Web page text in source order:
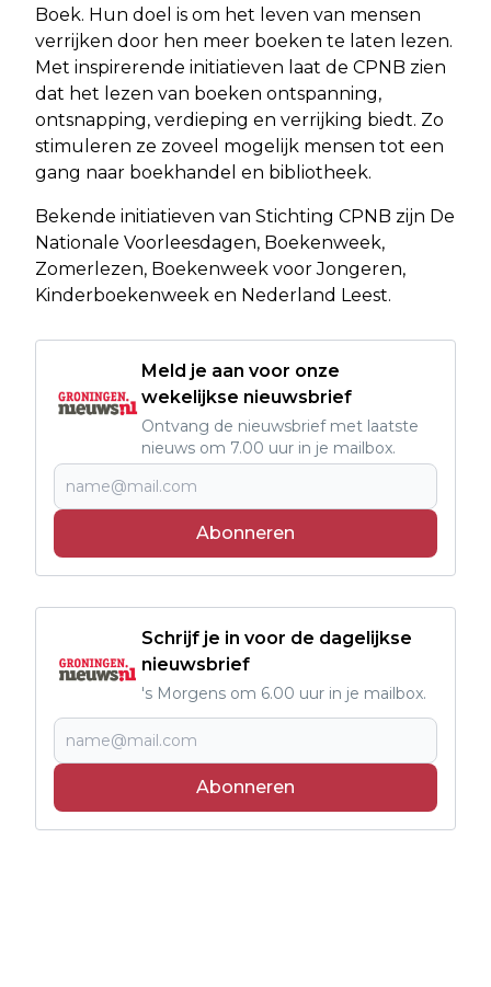
Boek. Hun doel is om het leven van mensen
verrijken door hen meer boeken te laten lezen.
Met inspirerende initiatieven laat de CPNB zien
dat het lezen van boeken ontspanning,
ontsnapping, verdieping en verrijking biedt. Zo
stimuleren ze zoveel mogelijk mensen tot een
gang naar boekhandel en bibliotheek.
Bekende initiatieven van Stichting CPNB zijn De
Nationale Voorleesdagen, Boekenweek,
Zomerlezen, Boekenweek voor Jongeren,
Kinderboekenweek en Nederland Leest.
Meld je aan voor onze
wekelijkse nieuwsbrief
Ontvang de nieuwsbrief met laatste
nieuws om 7.00 uur in je mailbox.
Abonneren
Schrijf je in voor de dagelijkse
nieuwsbrief
's Morgens om 6.00 uur in je mailbox.
Abonneren